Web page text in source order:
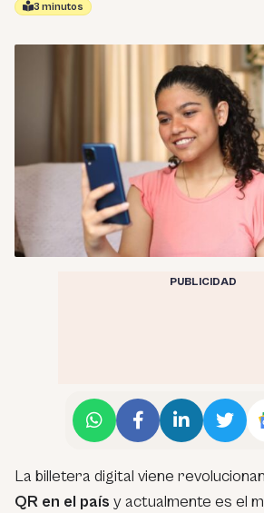
3 minutos
PUBLICIDAD
La billetera digital viene
QR en el país y actualmente es el